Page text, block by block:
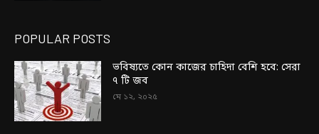
POPULAR POSTS
ভবিষ্যতে কোন কাজের চাহিদা বেশি হবে: সেরা
৭ টি জব
মে ১২, ২০২৫